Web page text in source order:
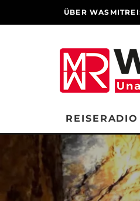
ÜBER
REISERADIO